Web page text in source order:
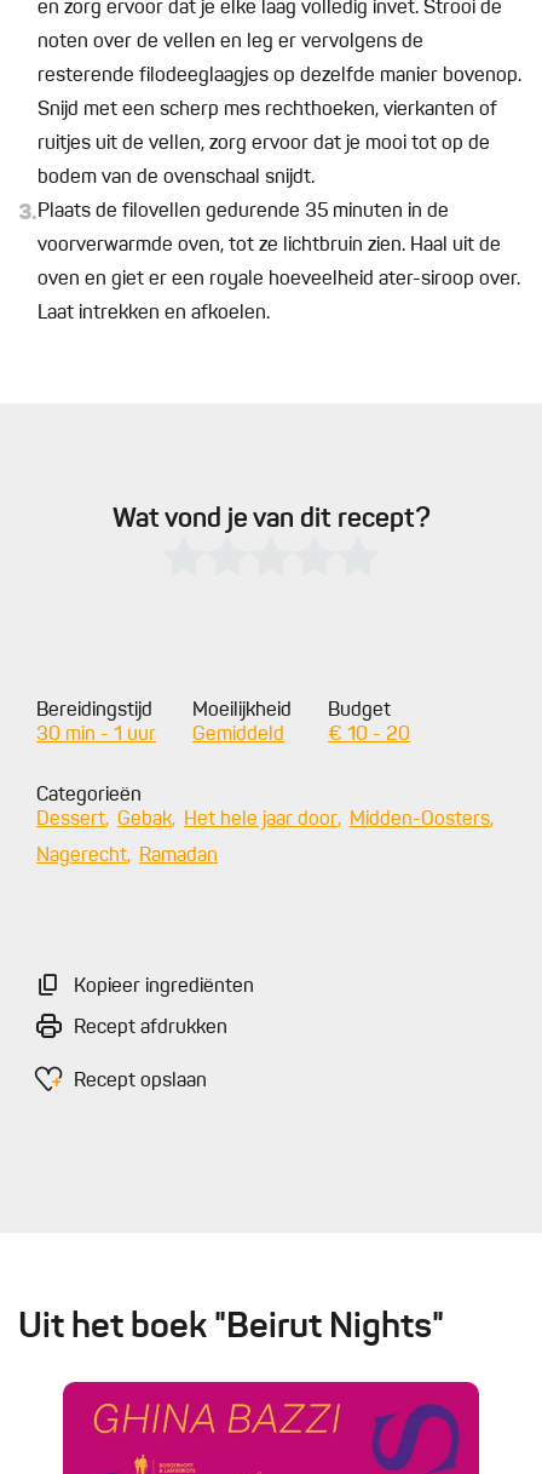
en zorg ervoor dat je elke laag volledig invet. Strooi de
noten over de vellen en leg er vervolgens de
resterende filodeeglaagjes op dezelfde manier bovenop.
Snijd met een scherp mes rechthoeken, vierkanten of
ruitjes uit de vellen, zorg ervoor dat je mooi tot op de
bodem van de ovenschaal snijdt.
3.Plaats de filovellen gedurende 35 minuten in de
voorverwarmde oven, tot ze lichtbruin zien. Haal uit de
oven en giet er een royale hoeveelheid ater-siroop over.
Laat intrekken en afkoelen.
Wat vond je van dit recept?
Bereidingstijd
30 min - 1 uur
Moeilijkheid
Gemiddeld
Budget
€ 10 - 20
Categorieën
Dessert
Gebak Het hele jaar door
Midden-Oosters
Nagerecht
Ramadan
Kopieer ingrediënten
Recept afdrukken
Recept opslaan
Uit het boek "Beirut Nights"